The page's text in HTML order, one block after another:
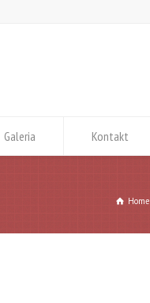
Galeria Kontakt
Home